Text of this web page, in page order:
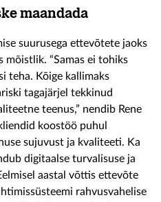
maandada
suurusega ettevõtete jaoks
mõistlik. “Samas ei tohiks
teha. Kõige kallimaks
tagajärjel tekkinud
teenus,” nendib Rene
koostöö puhul
sujuvust ja kvaliteeti. Ka
digitaalse turvalisuse ja
aastal võttis ettevõte
rahvusvahelise